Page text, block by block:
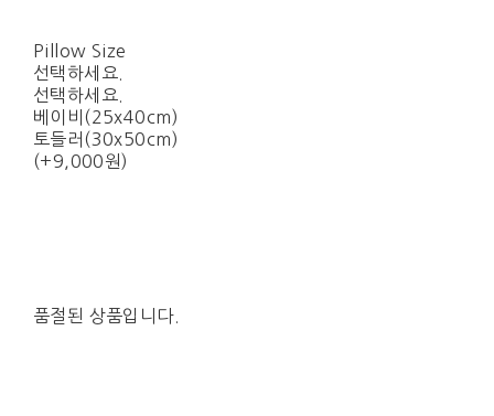
Pillow Size
선택하세요.
선택하세요.
베이비(25x40cm)
토들러(30x50cm)
(+9,000원)
품절된 상품입니다.